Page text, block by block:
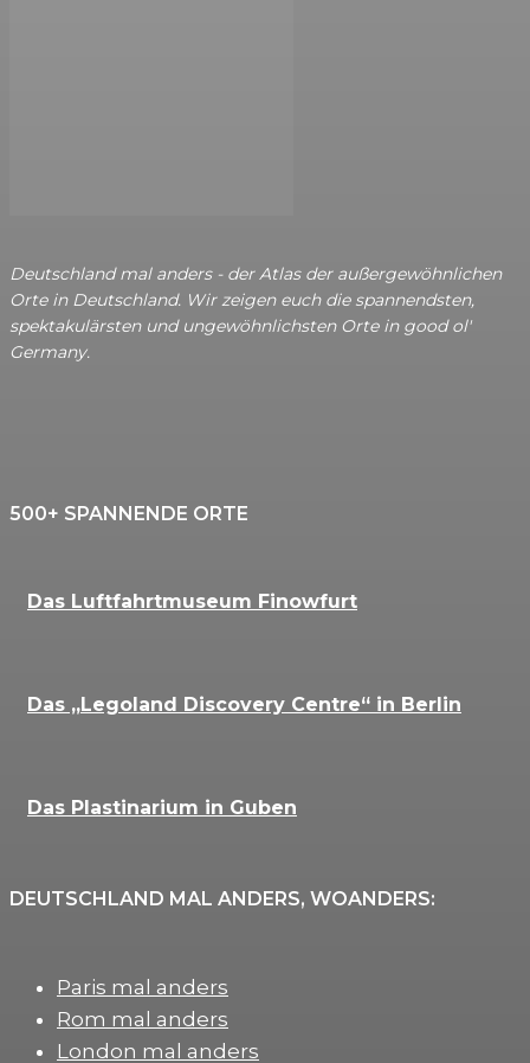
Deutschland mal anders - der Atlas der außergewöhnlichen
Orte in Deutschland. Wir zeigen euch die spannendsten,
spektakulärsten und ungewöhnlichsten Orte in good ol'
Germany.
500+ SPANNENDE ORTE
Das Luftfahrtmuseum Finowfurt
Das „Legoland Discovery Centre“ in Berlin
Das Plastinarium in Guben
DEUTSCHLAND MAL ANDERS, WOANDERS:
Paris mal anders
Rom mal anders
London mal anders